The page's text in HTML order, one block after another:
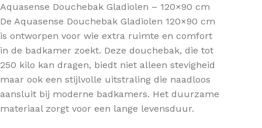
Aquasense Douchebak Gladiolen – 120×90 cm
De Aquasense Douchebak Gladiolen 120×90 cm
is ontworpen voor wie extra ruimte en comfort
in de badkamer zoekt. Deze douchebak, die tot
250 kilo kan dragen, biedt niet alleen stevigheid
maar ook een stijlvolle uitstraling die naadloos
aansluit bij moderne badkamers. Het duurzame
materiaal zorgt voor een lange levensduur.